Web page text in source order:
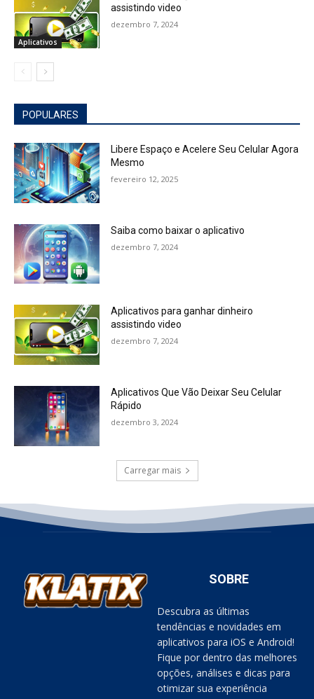
Aplicativos
assistindo video
dezembro 7, 2024
POPULARES
Libere Espaço e Acelere Seu Celular Agora
Mesmo
fevereiro 12, 2025
Saiba como baixar o aplicativo
dezembro 7, 2024
Aplicativos para ganhar dinheiro
assistindo video
dezembro 7, 2024
Aplicativos Que Vão Deixar Seu Celular
Rápido
dezembro 3, 2024
Carregar mais
SOBRE
Descubra as últimas
tendências e novidades em
aplicativos para iOS e Android!
Fique por dentro das melhores
opções, análises e dicas para
otimizar sua experiência